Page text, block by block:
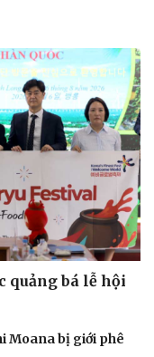
quảng bá lễ hội
Moana bị giới phê